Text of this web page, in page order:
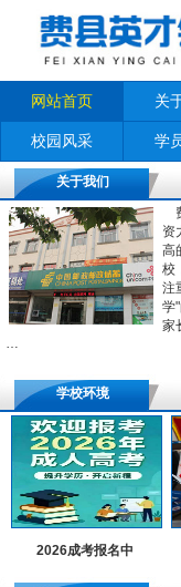
网站首页 关
校园风采 学
关于我们
资
高
校
注
学
家
…
学校环境
2026成考报名中